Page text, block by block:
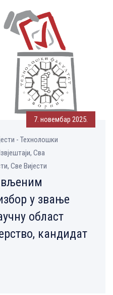
7. новембар 2025.
- Технолошки
Сва
Све Вијести
у звање
област
кандидат